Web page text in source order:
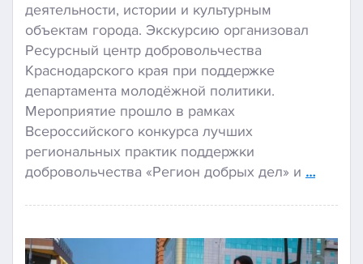
деятельности, истории и культурным
объектам города. Экскурсию организовал
Ресурсный центр добровольчества
Краснодарского края при поддержке
департамента молодёжной политики.
Мероприятие прошло в рамках
Всероссийского конкурса лучших
региональных практик поддержки
добровольчества «Регион добрых дел» и …